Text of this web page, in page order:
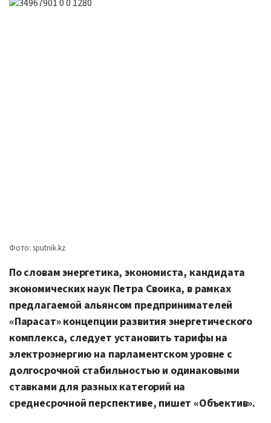
Фото: sputnik.kz
По словам энергетика, экономиста, кандидата
экономических наук Петра Своика, в рамках
предлагаемой альянсом предпринимателей
«Парасат» концепции развития энергетического
комплекса, следует установить тарифы на
электроэнергию на парламентском уровне с
долгосрочной стабильностью и одинаковыми
ставками для разных категорий на
среднесрочной перспективе, пишет «Объектив».